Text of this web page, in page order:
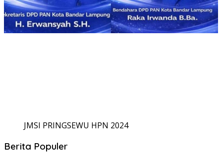
JMSI PRINGSEWU HPN 2024
Berita Populer